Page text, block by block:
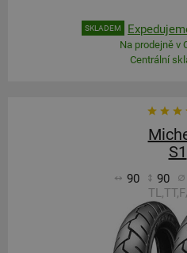
SKLADEM
Na prodejně v
Centrální
S1
90 90